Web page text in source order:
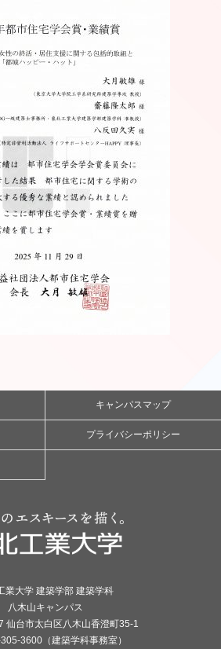
キャンパスマップ
プライバシーポリシー
業大学 建築学部 建築学科
八木山キャンパス
仙台市太白区八木山香澄町35-1
3600（建築学科事務室）